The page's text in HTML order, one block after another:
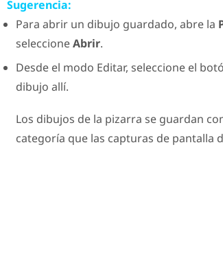
Sugerencia:
Para abrir un dibujo guardado, abre la
seleccioneAbrir.
Desde el modo Editar, seleccione el
dibujo allí.
Los dibujos de la pizarra se guardan
categoría que las capturas de pantalla